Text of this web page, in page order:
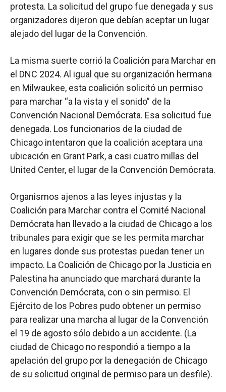
protesta. La solicitud del grupo fue denegada y sus
organizadores dijeron que debían aceptar un lugar
alejado del lugar de la Convención.
La misma suerte corrió la Coalición para Marchar en
el DNC 2024. Al igual que su organización hermana
en Milwaukee, esta coalición solicitó un permiso
para marchar “a la vista y el sonido” de la
Convención Nacional Demócrata. Esa solicitud fue
denegada. Los funcionarios de la ciudad de
Chicago intentaron que la coalición aceptara una
ubicación en Grant Park, a casi cuatro millas del
United Center, el lugar de la Convención Demócrata.
Organismos ajenos a las leyes injustas y la
Coalición para Marchar contra el Comité Nacional
Demócrata han llevado a la ciudad de Chicago a los
tribunales para exigir que se les permita marchar
en lugares donde sus protestas puedan tener un
impacto. La Coalición de Chicago por la Justicia en
Palestina ha anunciado que marchará durante la
Convención Demócrata, con o sin permiso. El
Ejército de los Pobres pudo obtener un permiso
para realizar una marcha al lugar de la Convención
el 19 de agosto sólo debido a un accidente. (La
ciudad de Chicago no respondió a tiempo a la
apelación del grupo por la denegación de Chicago
de su solicitud original de permiso para un desfile).